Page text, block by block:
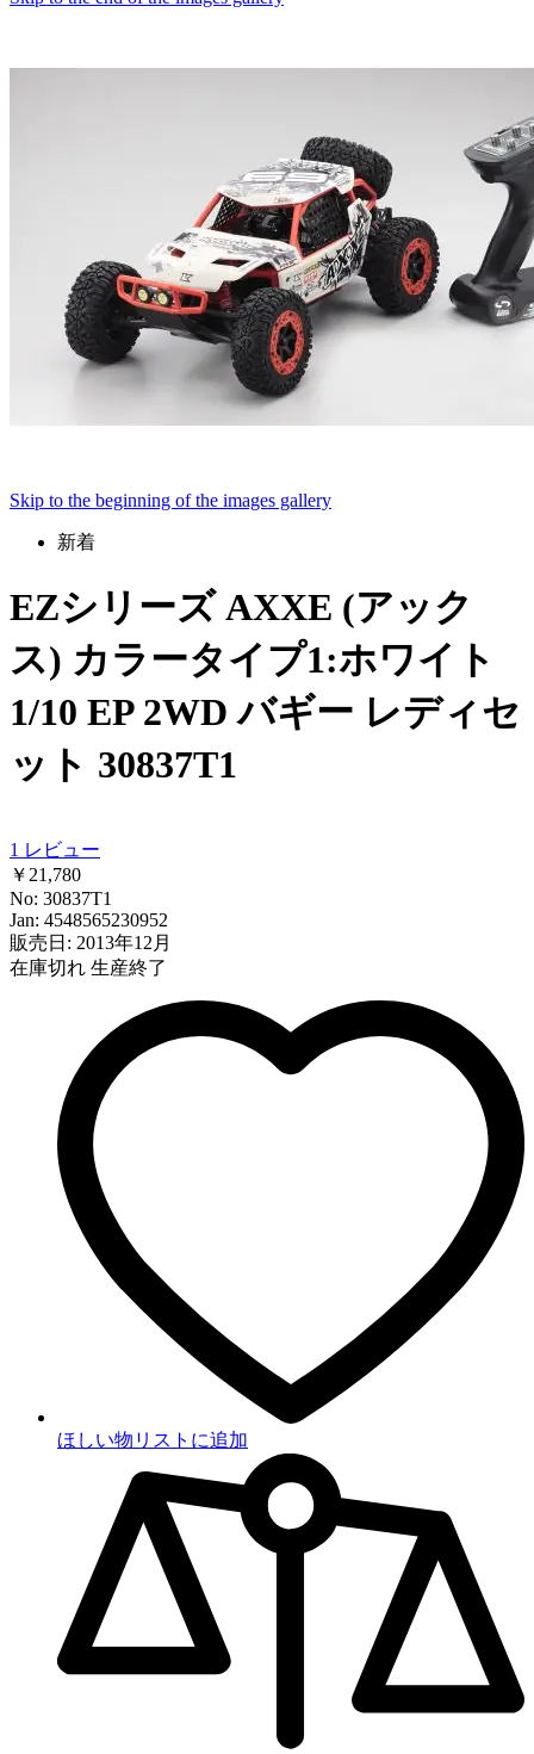
Skip to the beginning of the images gallery
新着
EZシリーズ AXXE (アック
ス) カラータイプ1:ホワイト
1/10 EP 2WD バギー レディセ
ット 30837T1
1 レビュー
￥21,780
No: 30837T1
Jan: 4548565230952
販売日: 2013年12月
在庫切れ 生産終了
ほしい物リストに追加